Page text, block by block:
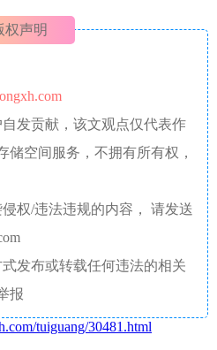
权声明
发贡献，该文观点仅代表作
储空间服务，不拥有所有权，
权/违法违规的内容， 请发送
发布或转载任何违法的相关
报
tuiguang/30481.html